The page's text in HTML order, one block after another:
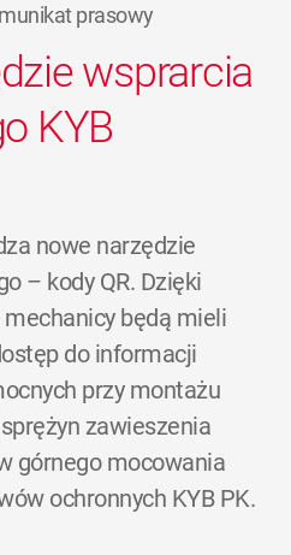
prasowy
wsprarcia
KYB
nowe narzędzie
– kody QR. Dzięki
będą mieli
do informacji
przy montażu
zawieszenia
górnego mocowania
ochronnych KYB PK.